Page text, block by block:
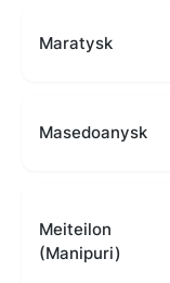
Maratysk
Masedoanysk
Meiteilon
(Manipuri)